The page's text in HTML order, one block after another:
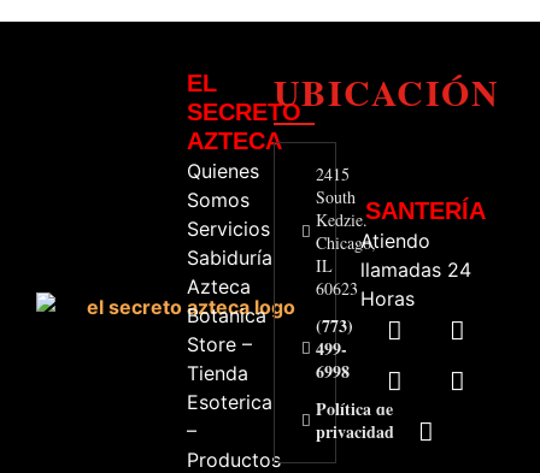
EL
SECRETO
AZTECA
Quienes
Somos
Servicios
Sabiduría
Azteca
Botanica
Store –
Tienda
Esoterica
–
Productos
UBICACIÓN
2415
South
Kedzie.
Chicago,
IL
60623
(773)
499-
6998
Política de
privacidad
SANTERÍA
Atiendo
llamadas 24
Horas